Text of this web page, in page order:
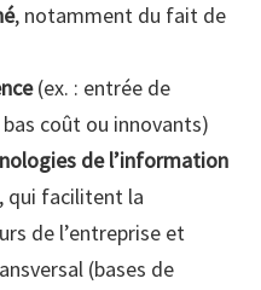
, notamment du fait de
(ex. : entrée de
coût ou innovants)
de l’information
qui facilitent la
de l’entreprise et
(bases de